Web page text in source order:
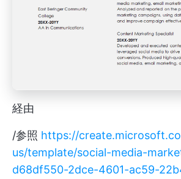
経由
/参照 https://
us/template/social-media-
d68df550-2dce-4601-ac59-